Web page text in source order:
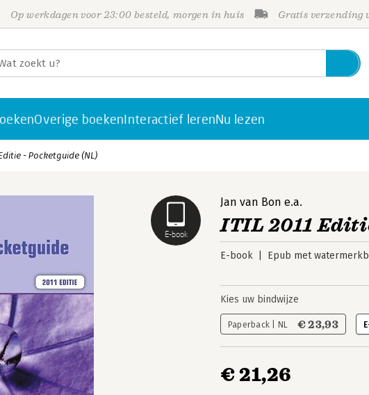
Op werkdagen voor 23:00 besteld, morgen in huis Gratis verzending
Overige boekenInteractief lerenNu lezen
- Pocketguide (NL)
E-book
Jan van Bon e.a.
ITIL 2011
E-book Epub met
Kies uw bindwijze
Paperback | NL € 23,93
€ 21,26